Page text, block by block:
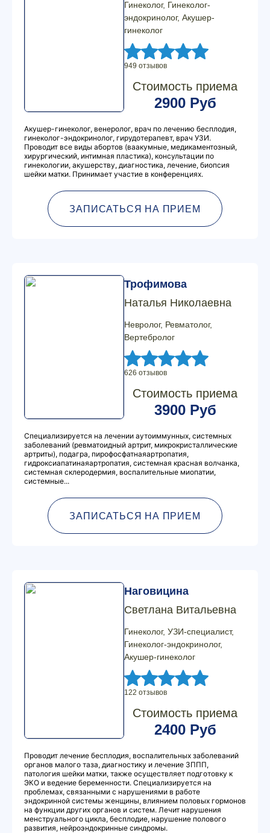
Гинеколог, Гинеколог-
эндокринолог, Акушер-
гинеколог
949 отзывов
Стоимость приема
2900 Руб
Акушер-гинеколог, венеролог, врач по лечению бесплодия,
гинеколог-эндокринолог, гирудотерапевт, врач УЗИ.
Проводит все виды абортов (ваакумные, медикаментозный,
хирургический, интимная пластика), консультации по
гинекологии, акушерству, диагностика, лечение, биопсия
шейки матки. Принимает участие в конференциях.
ЗАПИСАТЬСЯ НА ПРИЕМ
Трофимова
Наталья Николаевна
Невролог, Ревматолог,
Вертебролог
626 отзывов
Стоимость приема
3900 Руб
Специализируется на лечении аутоиммунных, системных
заболеваний (ревматоидный артрит, микрокристаллические
артриты), подагра, пирофосфатнаяартропатия,
гидроксиапатинаяартропатия, системная красная волчанка,
системная склеродермия, воспалительные миопатии,
системные...
ЗАПИСАТЬСЯ НА ПРИЕМ
Наговицина
Светлана Витальевна
Гинеколог, УЗИ-специалист,
Гинеколог-эндокринолог,
Акушер-гинеколог
122 отзывов
Стоимость приема
2400 Руб
Проводит лечение бесплодия, воспалительных заболеваний
органов малого таза, диагностику и лечение ЗППП,
патология шейки матки, также осуществляет подготовку к
ЭКО и ведение беременности. Специализируется на
проблемах, связанными с нарушениями в работе
эндокринной системы женщины, влиянием половых гормонов
на функции других органов и систем. Лечит нарушения
менструального цикла, бесплодие, нарушение полового
развития, нейроэндокринные синдромы.